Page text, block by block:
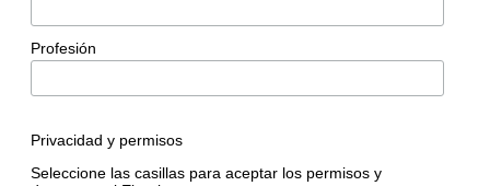
Profesión
Privacidad y permisos
Seleccione las casillas para aceptar los permisos y